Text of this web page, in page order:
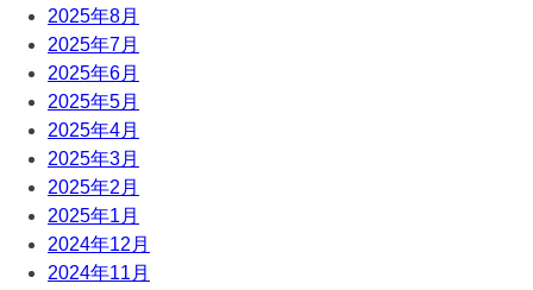
2025年8月
2025年7月
2025年6月
2025年5月
2025年4月
2025年3月
2025年2月
2025年1月
2024年12月
2024年11月